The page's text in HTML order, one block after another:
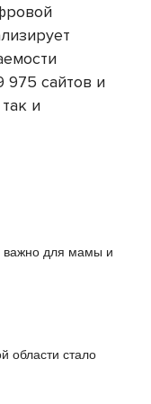
975 сайтов и
и
важно для мамы и
области стало